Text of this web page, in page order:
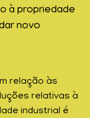
à propriedade
novo
relação às
relativas à
industrial é